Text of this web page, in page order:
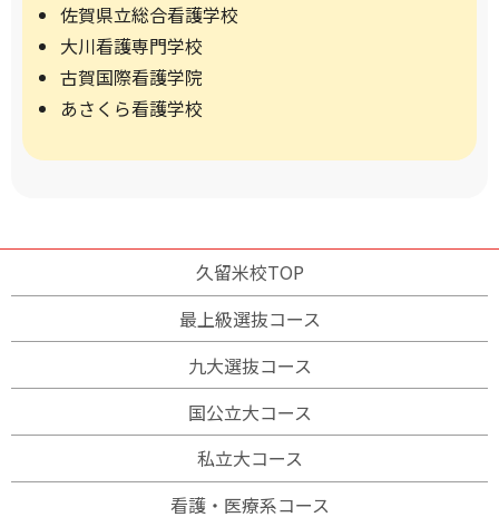
佐賀県立総合看護学校
大川看護専門学校
古賀国際看護学院
あさくら看護学校
久留米校TOP
最上級選抜コース
九大選抜コース
国公立大コース
私立大コース
看護・医療系コース